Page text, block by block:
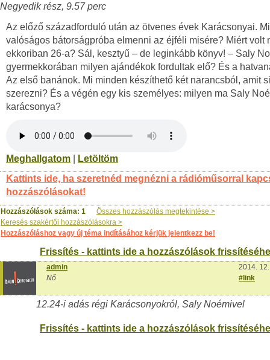
Negyedik rész, 9.57 perc
Az előző századforduló után az ötvenes évek Karácsonyai.
valóságos bátorságpróba elmenni az éjféli misére? Miért volt
ekkoriban 26-a? Sál, kesztyű – de leginkább könyv! – Saly
gyermekkorában milyen ajándékok fordultak elő? És a
Az első banánok. Mi minden készíthető két narancsból, amit
szerezni? És a végén egy kis személyes: milyen ma Saly
karácsonya?
Meghallgatom
Letöltöm
Kattints ide, ha szeretnéd megnézni a rádióműsorral
hozzászólásokat!
Hozzászólások száma: 1
Összes hozzászólás megtekintése >
Keresés szakértői hozzászólásokra >
Hozzászóláshoz vagy új téma indításához kérjük jelentkezz be!
Frissítés - kattints ide a hozzászólások
admin
Nő
2014.
#link
12.24-i adás régi Karácsonyokról, Saly Noémivel
Frissítés - kattints ide a hozzászólások